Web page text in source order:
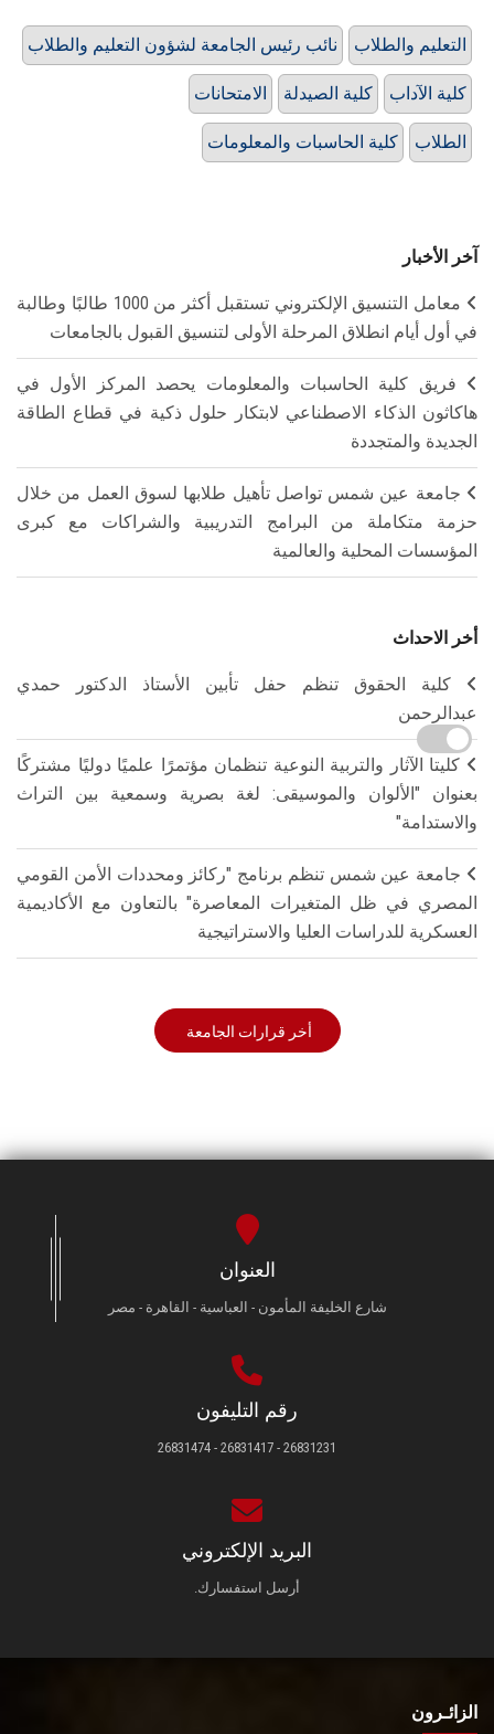
نائب رئيس الجامعة لشؤون التعليم والطلاب التعليم والطلاب
الامتحانات كلية الصيدلة كلية الآداب
كلية الحاسبات والمعلومات الطلاب
آخر الأخبار
معامل التنسيق الإلكتروني تستقبل أكثر من 1000 طالبًا وطالبة
في أول أيام انطلاق المرحلة الأولى لتنسيق القبول بالجامعات
فريق كلية الحاسبات والمعلومات يحصد المركز الأول في
هاكاثون الذكاء الاصطناعي لابتكار حلول ذكية في قطاع الطاقة
الجديدة والمتجددة
جامعة عين شمس تواصل تأهيل طلابها لسوق العمل من خلال
حزمة متكاملة من البرامج التدريبية والشراكات مع كبرى
المؤسسات المحلية والعالمية
أخر الاحداث
كلية الحقوق تنظم حفل تأبين الأستاذ الدكتور حمدي
عبدالرحمن
كليتا الآثار والتربية النوعية تنظمان مؤتمرًا علميًا دوليًا مشتركًا
بعنوان "الألوان والموسيقى: لغة بصرية وسمعية بين التراث
والاستدامة"
جامعة عين شمس تنظم برنامج "ركائز ومحددات الأمن القومي
المصري في ظل المتغيرات المعاصرة" بالتعاون مع الأكاديمية
العسكرية للدراسات العليا والاستراتيجية
أخر قرارات الجامعة
العنوان
شارع الخليفة المأمون - العباسية - القاهرة - مصر
رقم التليفون
26831231 - 26831417 - 26831474
البريد الإلكتروني
أرسل استفسارك.
الزائـرون